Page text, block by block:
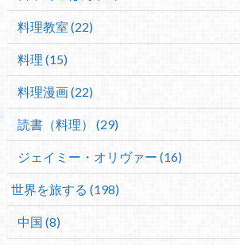
料理教室 (22)
料理 (15)
料理漫画 (22)
読書（料理） (29)
ジェイミー・オリヴァー (16)
世界を旅する (198)
中国 (8)